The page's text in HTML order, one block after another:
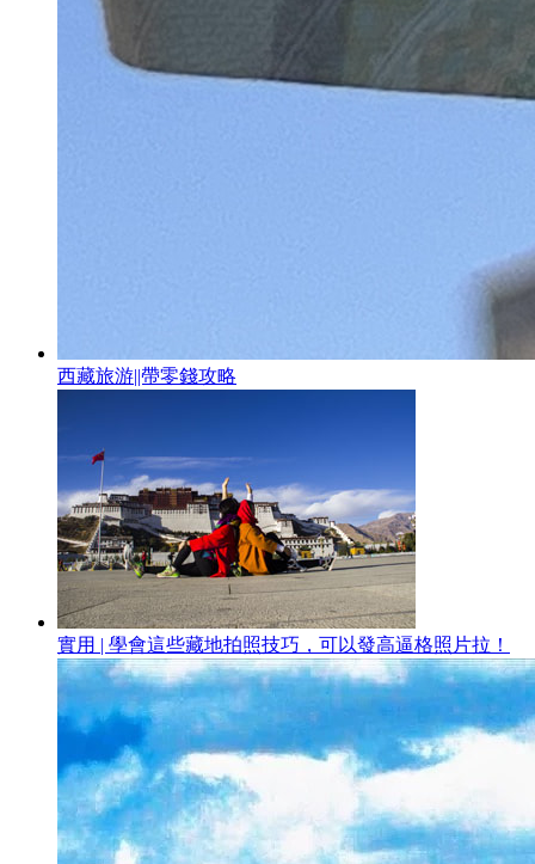
西藏旅游||帶零錢攻略
實用 | 學會這些藏地拍照技巧，可以發高逼格照片拉！